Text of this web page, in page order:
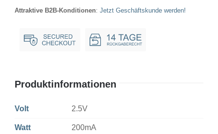
Attraktive B2B-Konditionen: Jetzt Geschäftskunde werden!
Produktinformationen
Volt 2.5V
Watt 200mA